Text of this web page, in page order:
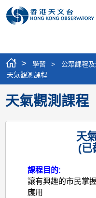
> 學習 > 公眾課程
天氣觀測課程
天氣觀測課程
天
(已
課程目的:
讓有興趣的市民掌
應用